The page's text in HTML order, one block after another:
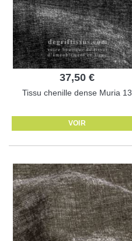
37,50 €
Tissu chenille dense Muria 13
VOIR